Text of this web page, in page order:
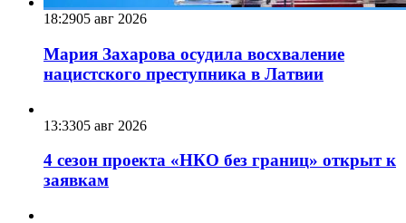
18:2905 авг 2026
Мария Захарова осудила восхваление
нацистского преступника в Латвии
13:3305 авг 2026
4 сезон проекта «НКО без границ» открыт к
заявкам